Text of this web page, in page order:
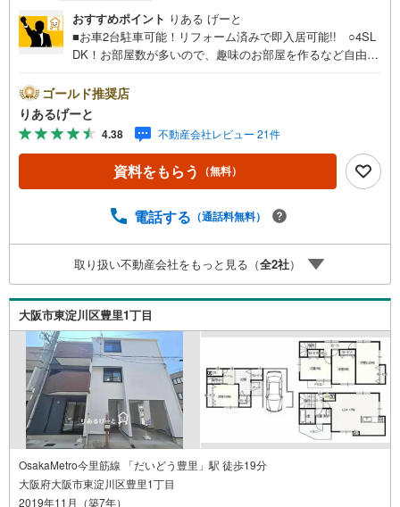
おすすめポイント りある げーと
■お車2台駐車可能！リフォーム済みで即入居可能!! ○4SL
DK！お部屋数が多いので、趣味のお部屋を作るなど自由度
適にお住まいいただける立地！■物件検討中のお客さま！ち
ょっと見学してみたいだけなどでも内覧可能です！売主さ
まの都合等で見学ができない場合がございます。お気軽に
「りあるげーと」までお問合わせ下さい！■「りあるげー
と」が選ばれるポイント！■年中休まず営業中！いつでも対
応致します！・営業時間:9:00～21:00上記の時間帯は、お
相談、承ります！■【無料送迎】「小さなお子さまをつれて
ご相談ください！営業スタッフがご自宅に伺って送迎致し
ます！【リフォーム相談】資格を持った専門スタッフがお
悩みに合わせてお話をうかがい、お客さまにぴったりの提
案を行います！■その他:物件相談、住宅ローン相談、ご質
問、気になること、何でもお気軽にご相談ください！
ゴールド推奨店
りあるげーと
4.38 不動産会社レビュー 21件
資料をもらう （無料）
電話する （通話料無料）
取り扱い不動産会社をもっと見る（全2社）
大阪市東淀川区豊里1丁目
OsakaMetro今里筋線 「だいどう豊里」駅 徒歩19分
大阪府大阪市東淀川区豊里1丁目
2019年11月（築7年）